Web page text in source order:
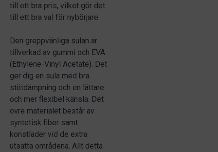
till ett bra pris, vilket gör det
till ett bra val för nybörjare.
Den greppvänliga sulan är
tillverkad av gummi och EVA
(Ethylene-Vinyl Acetate). Det
ger dig en sula med bra
stötdämpning och en lättare
och mer flexibel känsla. Det
övre materialet består av
syntetisk fiber samt
konstläder vid de extra
utsatta områdena. Allt detta